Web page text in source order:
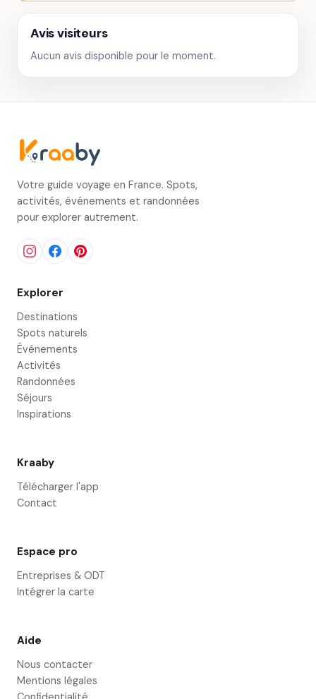
Avis visiteurs
Aucun avis disponible pour le moment.
Votre guide voyage en France. Spots,
activités, événements et randonnées
pour explorer autrement.
Explorer
Destinations
Spots naturels
Événements
Activités
Randonnées
Séjours
Inspirations
Kraaby
Télécharger l'app
Contact
Espace pro
Entreprises & ODT
Intégrer la carte
Aide
Nous contacter
Mentions légales